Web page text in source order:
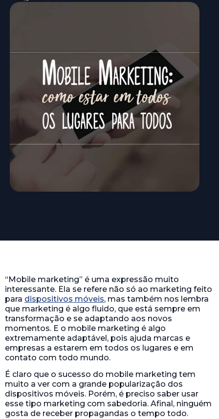
“Mobile marketing” é uma expressão muito
interessante. Ela se refere não só ao marketing feito
para dispositivos móveis, mas também nos lembra
que marketing é algo fluido, que está sempre em
transformação e se adaptando aos novos
momentos. E o mobile marketing é algo
extremamente adaptável, pois ajuda marcas e
empresas a estarem em todos os lugares e em
contato com todo mundo.
É claro que o sucesso do mobile marketing tem
muito a ver com a grande popularização dos
dispositivos móveis. Porém, é preciso saber usar
esse tipo marketing com sabedoria. Afinal, ninguém
gosta de receber propagandas o tempo todo.